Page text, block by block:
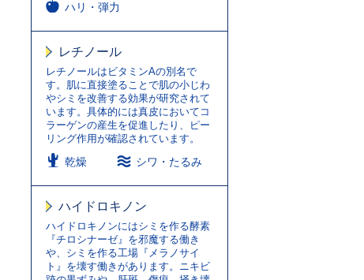
ハリ・弾力
レチノール
レチノールはビタミンAの別名で
す。肌に直接塗ることで肌の小じわ
やシミを改善する効果が研究されて
います。具体的には真皮においてコ
ラーゲンの産生を促進したり、ピー
リング作用が確認されています。
乾燥 シワ・たるみ
ハイドロキノン
ハイドロキノンにはシミを作る酵素
『チロシナーゼ』を邪魔する働き
や、シミを作る工場『メラノサイ
ト』を壊す働きがあります。ニキビ